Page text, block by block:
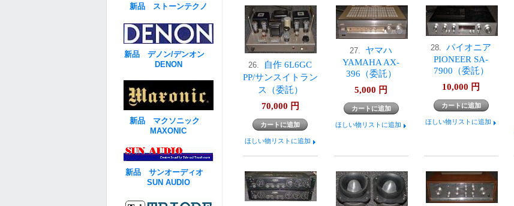
26.
自作 6L6GC
PP/サンスイトラン
ス（委託）
70,000 円
ほしい物リストに追加
27. ヤマハ
YAMAHA AX-
396（委託）
5,000 円
ほしい物リストに追加
28. パイオニア
PIONEER SA-
7900（委託）
10,000 円
ほしい物リストに追加
新品 ストーンテクノ
新品 デノン/デンオン
DENON
新品 マクソニック
MAXONIC
新品 サンオーディオ
SUN AUDIO